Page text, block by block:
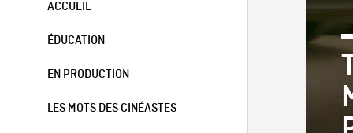
ACCUEIL
ÉDUCATION
EN PRODUCTION
LES MOTS DES CINÉASTES